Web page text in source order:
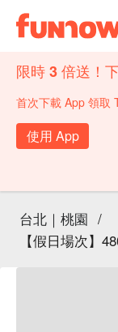
限時 3 倍送！
首次下載 App 領取
使用 App
台北｜桃園 /
【假日場次】